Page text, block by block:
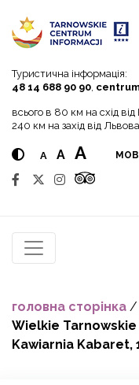
Туристична інформація:
48 14 688 90 90
всього в 80 км на схід
240 км на захід від Львова
A A A
головна сторінка /
Wielkie
Kawiarnia Kabaret,